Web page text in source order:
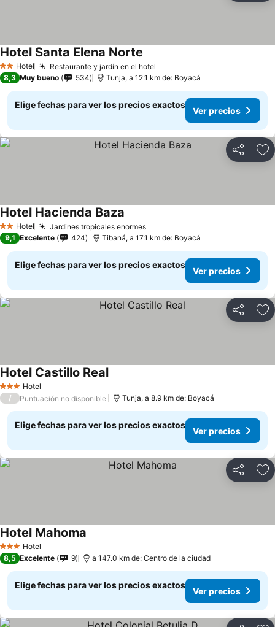
2 Estrellas
Hotel Restaurante y jardín en el hotel
Hotel Santa Elena Norte
8,3 Muy bueno 534 Tunja, a 12.1 km de: Boyacá
Elige fechas para ver los precios exactos
Ver precios
Compartir
2 Estrellas
Hotel Jardines tropicales enormes
Hotel Hacienda Baza
9,1 Excelente 424 Tibaná, a 17.1 km de: Boyacá
Elige fechas para ver los precios exactos
Ver precios
Compartir
3 Estrellas
Hotel
Hotel Castillo Real
/ Puntuación no disponible Tunja, a 8.9 km de: Boyacá
Elige fechas para ver los precios exactos
Ver precios
Compartir
3 Estrellas
Hotel
Hotel Mahoma
8,5 Excelente 9 a 147.0 km de: Centro de la ciudad
Elige fechas para ver los precios exactos
Ver precios